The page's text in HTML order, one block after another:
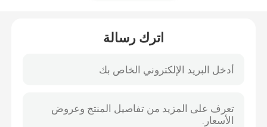
مولد الأوزون السيراميكي
آلة الأوزون المنزلية
اترك رسالة